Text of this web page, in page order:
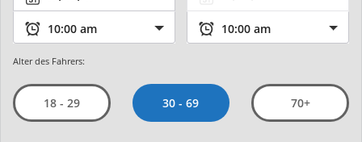
Alter des Fahrers:
18 - 29 30 - 69 70+